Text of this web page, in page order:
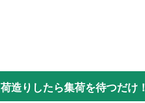
荷造りしたら集荷を待つだけ！